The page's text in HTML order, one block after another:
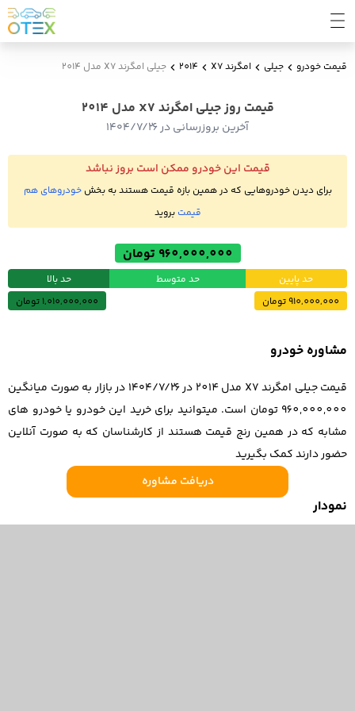
قیمت خودرو جیلی امگرند X7 2014 جیلی امگرند X7 مدل 2014
قیمت روز جیلی امگرند X7 مدل 2014
آخرین بروزرسانی در ۱۴۰۴/۷/۲۶
قیمت این خودرو ممکن است بروز نباشد
برای دیدن خودروهایی که در همین بازه قیمت هستند به بخش خودروهای هم
قیمتبروید
910,000,000 تومان
960,000,000 تومان
1,010,000,000 تومان
حد پایین حد متوسط حد بالا
مشاوره خودرو
قیمت جیلی امگرند X7 مدل 2014 در ۱۴۰۴/۷/۲۶ در بازار به صورت میانگین
960,000,000 تومان است. میتوانید برای خرید این خودرو یا خودرو های
مشابه که در همین رنج قیمت هستند از کارشناسان که به صورت آنلاین
حضور دارند کمک بگیرید
دریافت مشاوره
نمودار